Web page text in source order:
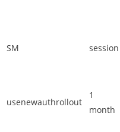
SM
session
usenewauthrollout
1
month